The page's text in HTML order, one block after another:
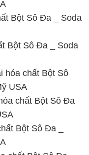
Bột Sô Đa _ Soda
Bột Sô Đa _ Soda
hóa chất Bột Sô
USA
chất Bột Sô Đa
Bột Sô Đa _